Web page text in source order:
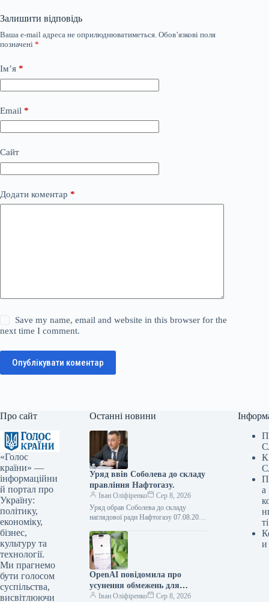
Залишити відповідь
Ваша e-mail адреса не оприлюднюватиметься. Обов’язкові поля
позначені *
Ім’я *
Email *
Сайт
Додати коментар *
Save my name, email and website in this browser for the
next time I comment.
Опублікувати коментар
Про сайт
«Голос
країни» —
інформаційни
й портал про
Україну:
політику,
економіку,
бізнес,
культуру та
технології.
Ми прагнемо
бути голосом
суспільства,
висвітлюючи
Останні новини
Уряд ввів Соболева до складу
правління Нафтогазу.
Іван Оліфіренко
Сер 8, 2026
Уряд обрав Соболева до складу
наглядової ради Нафтогазу 07.08.2026
заступника голови Офісу Президента
Олексія Соболева представником…
OpenAI повідомила про
усунення обмежень для
текстових розмов у ChatGPT
Іван Оліфіренко Сер 8, 2026
а
ті
и